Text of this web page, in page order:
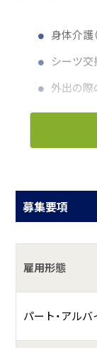
身体介護
シーツ交
外出の際
何をして
ています。 従業
場環境作りを行
訪問看護での介
募集要項
雇用形態
パート・アルバ